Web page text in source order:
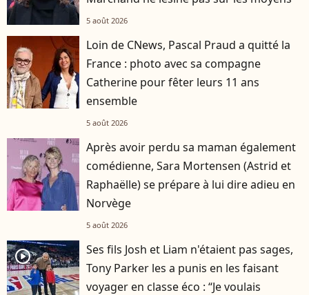
5 août 2026
Loin de CNews, Pascal Praud a quitté la
France : photo avec sa compagne
Catherine pour fêter leurs 11 ans
ensemble
5 août 2026
Après avoir perdu sa maman également
comédienne, Sara Mortensen (Astrid et
Raphaëlle) se prépare à lui dire adieu en
Norvège
5 août 2026
player2
Ses fils Josh et Liam n'étaient pas sages,
Tony Parker les a punis en les faisant
voyager en classe éco : “Je voulais